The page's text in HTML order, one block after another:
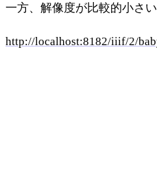
一方、解像度が比較的小さい
http://localhost:8182/iiif/2/